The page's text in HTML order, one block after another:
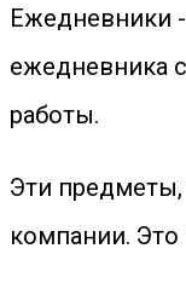
Ежедневники
ежедневника
работы.
Эти
компании.